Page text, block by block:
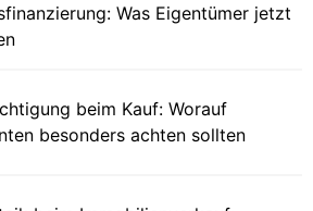
Was Eigentümer jetzt
beim Kauf: Worauf
besonders achten sollten